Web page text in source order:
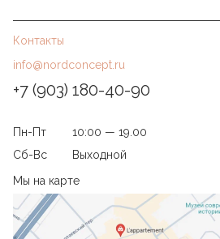
Контакты
info@nordconcept.ru
+7 (903) 180-40-90
Пн-Пт
10:00 — 19.00
Сб-Вс
Выходной
Мы на карте